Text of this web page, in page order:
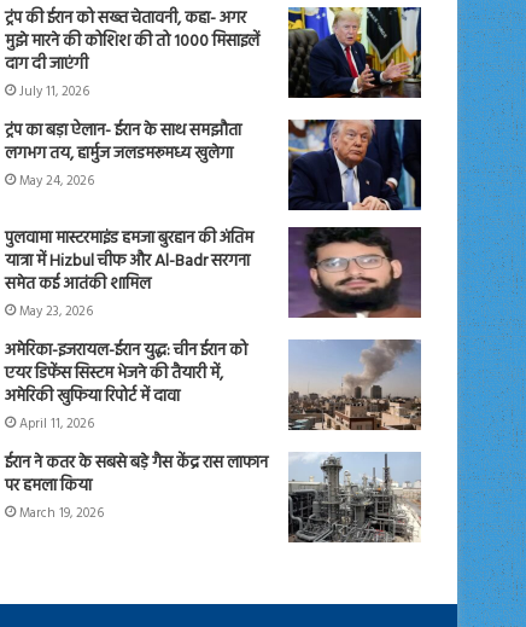
ट्रंप की ईरान को सख्त चेतावनी, कहा- अगर
मुझे मारने की कोशिश की तो 1000 मिसाइलें
दाग दी जाएंगी
July 11, 2026
ट्रंप का बड़ा ऐलान- ईरान के साथ समझौता
लगभग तय, हार्मुज जलडमरूमध्य खुलेगा
May 24, 2026
पुलवामा मास्टरमाइंड हमजा बुरहान की अंतिम
यात्रा में Hizbul चीफ और Al-Badr सरगना
समेत कई आतंकी शामिल
May 23, 2026
अमेरिका-इजरायल-ईरान युद्ध: चीन ईरान को
एयर डिफेंस सिस्टम भेजने की तैयारी में,
अमेरिकी खुफिया रिपोर्ट में दावा
April 11, 2026
ईरान ने कतर के सबसे बड़े गैस केंद्र रास लाफान
पर हमला किया
March 19, 2026